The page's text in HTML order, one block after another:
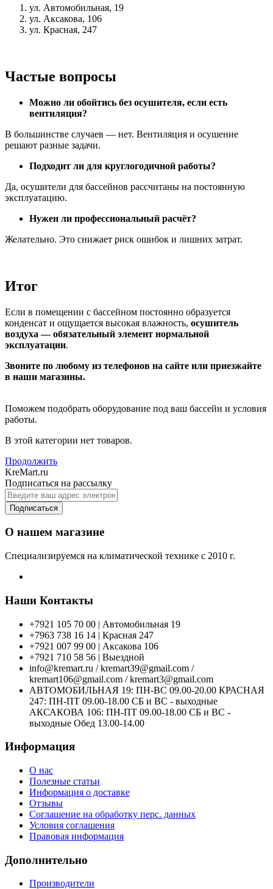
ул. Автомобильная, 19
ул. Аксакова, 106
ул. Красная, 247
Частые вопросы
Можно ли обойтись без осушителя, если есть
вентиляция?
В большинстве случаев — нет. Вентиляция и осушение
решают разные задачи.
Подходит ли для круглогодичной работы?
Да, осушители для бассейнов рассчитаны на постоянную
эксплуатацию.
Нужен ли профессиональный расчёт?
Желательно. Это снижает риск ошибок и лишних затрат.
Итог
Если в помещении с бассейном постоянно образуется
конденсат и ощущается высокая влажность, осушитель
воздуха — обязательный элемент нормальной
эксплуатации.
Звоните по любому из телефонов на сайте или приезжайте
в наши магазины.
Поможем подобрать оборудование под ваш бассейн и условия
работы.
В этой категории нет товаров.
Продолжить
KreMart.ru
Подписаться на рассылку
Подписаться
О нашем магазине
Специализируемся на климатической технике с 2010 г.
Наши Контакты
+7921 105 70 00 | Автомобильная 19
+7963 738 16 14 | Красная 247
+7921 007 99 00 | Аксакова 106
+7921 710 58 56 | Выездной
info@kremart.ru / kremart39@gmail.com /
kremart106@gmail.com / kremart3@gmail.com
АВТОМОБИЛЬНАЯ 19: ПН-ВС 09.00-20.00 КРАСНАЯ
247: ПН-ПТ 09.00-18.00 СБ и ВС - выходные
АКСАКОВА 106: ПН-ПТ 09.00-18.00 СБ и ВС -
выходные Обед 13.00-14.00
Информация
О нас
Полезные статьи
Информация о доставке
Отзывы
Соглашение на обработку перс. данных
Условия соглашения
Правовая информация
Дополнительно
Производители